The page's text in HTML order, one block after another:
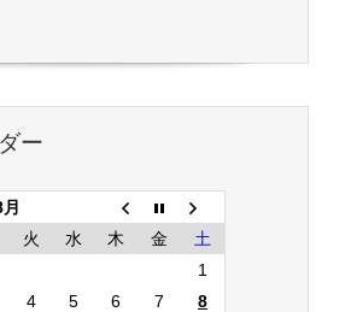
ー
火 水 木 金
土
1
4 5 6 7
8